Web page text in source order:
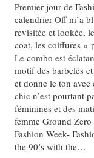
Premier jour de
calendrier Off m’a
revisitée et lookée,
coat, les coiffures «
Le combo est
motif des barbelés
et donne le ton
chic n’est pourtant
féminines et des
femme Ground
Fashion Week-
the 90’s with the…